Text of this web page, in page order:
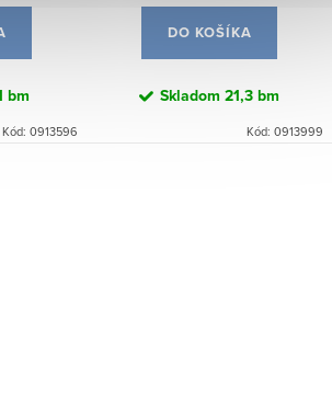
bm
Kód: 0913596
DO KOŠÍKA
Skladom 21,3 bm
Kód: 0913999